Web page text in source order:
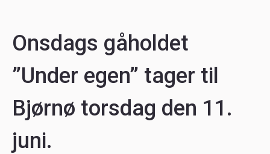
Onsdags gåholdet
”Under egen” tager til
Bjørnø torsdag den 11.
juni.